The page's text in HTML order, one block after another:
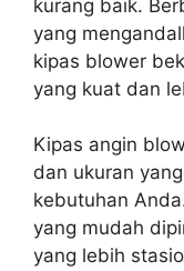
kurang baik.
yang
kipas blower
yang kuat dan
Kipas angin
dan ukuran
kebutuhan
yang mudah
yang lebih